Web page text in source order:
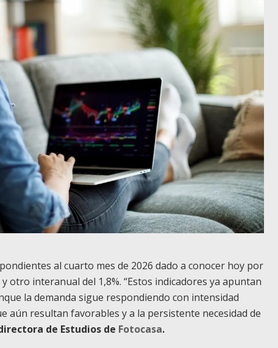
al cuarto mes de 2026 dado a conocer hoy por
y otro interanual del 1,8%. “Estos indicadores ya apuntan
la demanda sigue respondiendo con intensidad
aún resultan favorables y a la persistente necesidad de
de Estudios de Fotocasa.